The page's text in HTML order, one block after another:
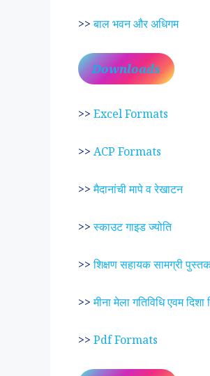
>>बाल भवन और अधिगम
Downloads
>> Excel Formats
>> ACP Formats
>>मैदानांची मापे व रेखाटन
>>स्काउट गाइड ज्योति
>>शिक्षण सहायक सामग्री
>>मीना मेला गतिविधि एवम दिशा
>> Pdf Formats